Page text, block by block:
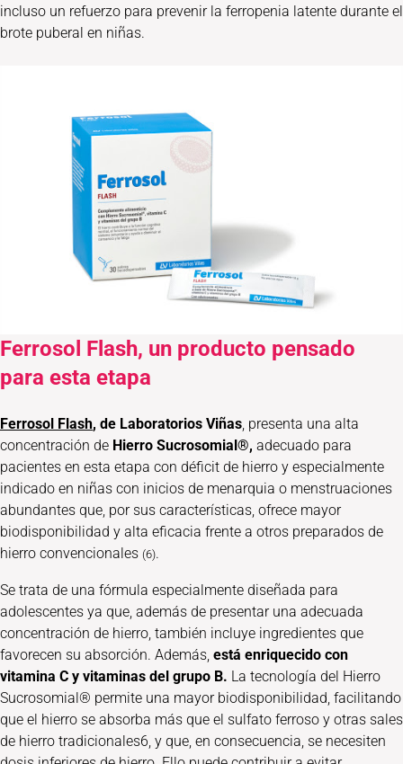
incluso un refuerzo para prevenir la ferropenia latente durante el
brote puberal en niñas.
Ferrosol Flash, un producto pensado
para esta etapa
Ferrosol Flash, de Laboratorios Viñas , presenta una alta
concentración de Hierro Sucrosomial®, adecuado para
pacientes en esta etapa con déficit de hierro y especialmente
indicado en niñas con inicios de menarquia o menstruaciones
abundantes que, por sus características, ofrece mayor
biodisponibilidad y alta eficacia frente a otros preparados de
hierro convencionales (6).
Se trata de una fórmula especialmente diseñada para
adolescentes ya que, además de presentar una adecuada
concentración de hierro, también incluye ingredientes que
favorecen su absorción. Además, está enriquecido con
vitamina C y vitaminas del grupo B. La tecnología del Hierro
Sucrosomial® permite una mayor biodisponibilidad, facilitando
que el hierro se absorba más que el sulfato ferroso y otras sales
de hierro tradicionales6, y que, en consecuencia, se necesiten